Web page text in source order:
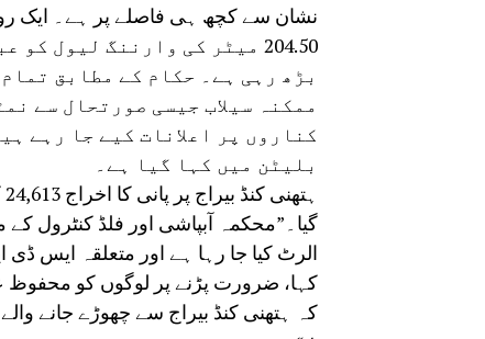
204.50 میٹر کی وارننگ
بڑھ رہی ہے۔ حکام کے مطابق
ممکنہ سیلاب جیسی صورتحال سے
کناروں پر اعلانات کیے جا رہے
بلیٹن میں کہا گیا ہے۔
الرٹ کیا جا رہا ہے اور متعلقہ ایس
کہا، ضرورت پڑنے پر لوگوں کو محفوظ